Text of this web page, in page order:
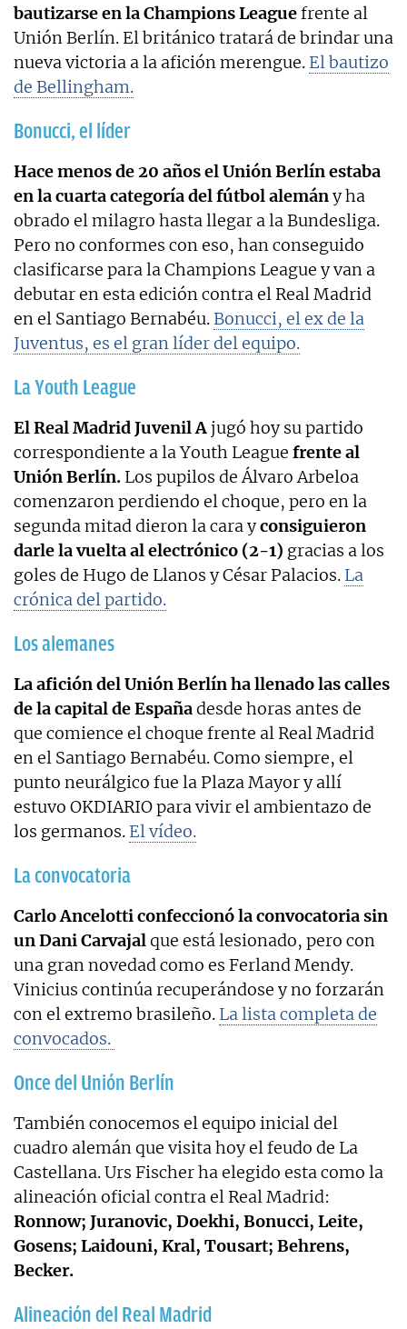
bautizarse en la Champions Leaguefrente al
Unión Berlín. El británico tratará de brindar una
nueva victoria a la afición merengue. El bautizo
de Bellingham.
Bonucci, el líder
Hace menos de 20 años el Unión Berlín estaba
en la cuarta categoría del fútbol alemány ha
obrado el milagro hasta llegar a la Bundesliga.
Pero no conformes con eso, han conseguido
clasificarse para la Champions League y van a
debutar en esta edición contra el Real Madrid
en el Santiago Bernabéu. Bonucci, el ex de la
Juventus, es el gran líder del equipo.
La Youth League
El Real Madrid Juvenil Ajugó hoy su partido
correspondiente a la Youth League frente al
Unión Berlín. Los pupilos de Álvaro Arbeloa
comenzaron perdiendo el choque, pero en la
segunda mitad dieron la cara yconsiguieron
darle la vuelta al electrónico (2-1) gracias a los
goles de Hugo de Llanos y César Palacios. La
crónica del partido.
Los alemanes
La afición del Unión Berlín ha llenado las calles
de la capital de Españadesde horas antes de
que comience el choque frente al Real Madrid
en el Santiago Bernabéu. Como siempre, el
punto neurálgico fue la Plaza Mayor y allí
estuvo OKDIARIO para vivir el ambientazo de
los germanos. El vídeo.
La convocatoria
Carlo Ancelotti confeccionó la convocatoria sin
un Dani Carvajalque está lesionado, pero con
una gran novedad como es Ferland Mendy.
Vinicius continúa recuperándose y no forzarán
con el extremo brasileño. La lista completa de
convocados.
Once del Unión Berlín
También conocemos el equipo inicial del
cuadro alemán que visita hoy el feudo de La
Castellana. Urs Fischer ha elegido esta como la
alineación oficial contra el Real Madrid:
Ronnow; Juranovic, Doekhi, Bonucci, Leite,
Gosens; Laidouni, Kral, Tousart; Behrens,
Becker.
Alineación del Real Madrid